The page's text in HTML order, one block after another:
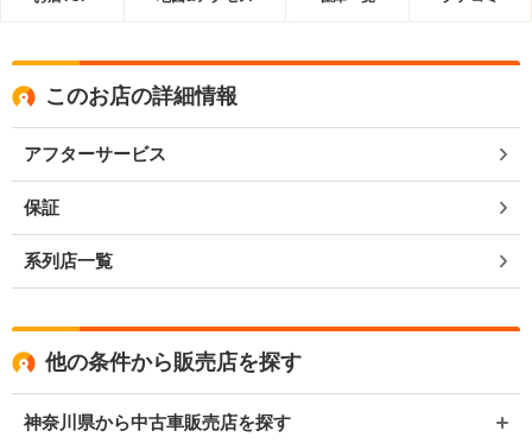
このお店の詳細情報
アフターサービス
保証
系列店一覧
他の条件から販売店を探す
神奈川県から中古車販売店を探す